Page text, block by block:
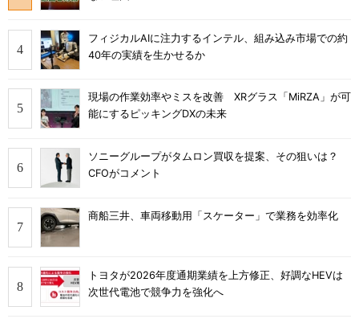
フィジカルAIに注力するインテル、組み込み市場での約
40年の実績を生かせるか
現場の作業効率やミスを改善 XRグラス「MiRZA」が可
能にするピッキングDXの未来
ソニーグループがタムロン買収を提案、その狙いは？
CFOがコメント
商船三井、車両移動用「スケーター」で業務を効率化
トヨタが2026年度通期業績を上方修正、好調なHEVは
次世代電池で競争力を強化へ